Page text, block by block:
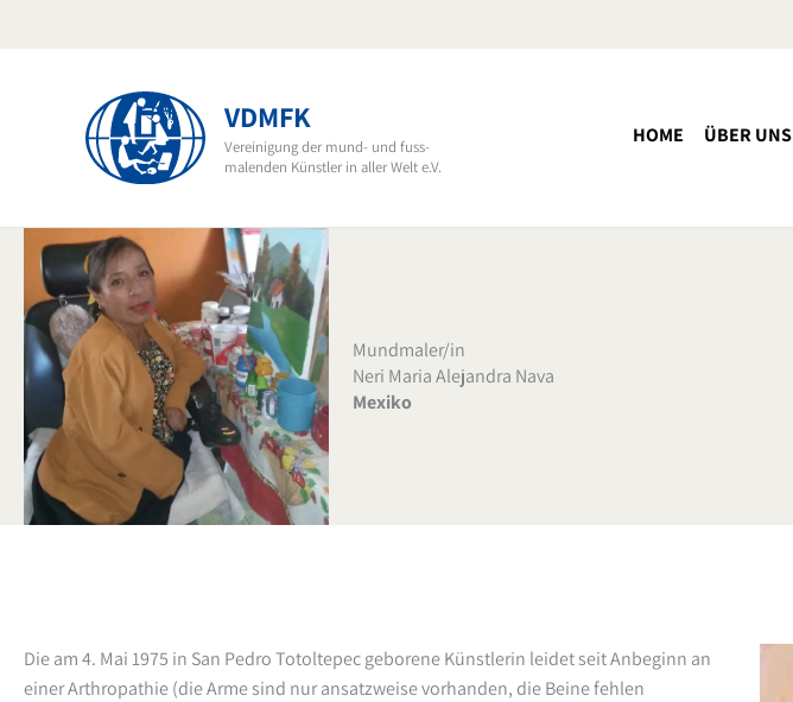
VDMFK
Vereinigung der mund- und fuss-
malenden Künstler in aller Welt e.V.
HOME ÜBER UNS
Mundmaler/in
Neri Maria Alejandra Nava
Mexiko
Die am 4. Mai 1975 in San Pedro Totoltepec geborene Künstlerin leidet seit Anbeginn an
einer Arthropathie (die Arme sind nur ansatzweise vorhanden, die Beine fehlen